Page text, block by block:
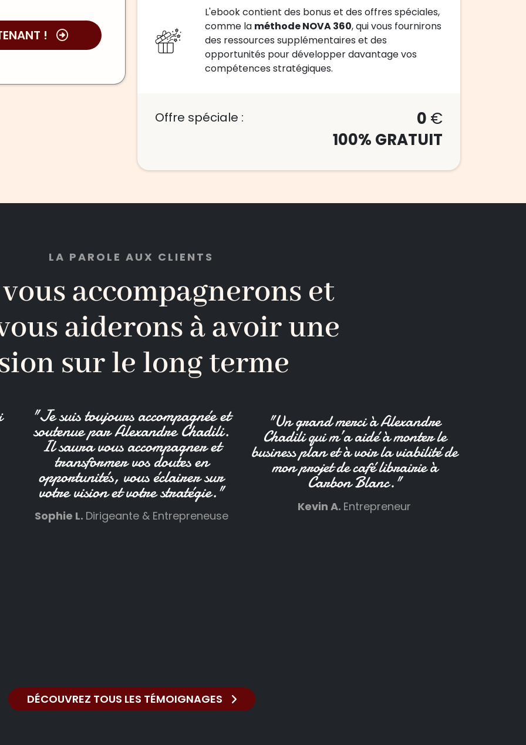
!
L'ebook contient des bonus et des offres spéciales,
comme la méthode NOVA 360, qui vous fournirons
des ressources supplémentaires et des
opportunités pour développer davantage vos
compétences stratégiques.
Offre spéciale : 0 €
100% GRATUIT
LA PAROLE AUX CLIENTS
accompagnerons et
aiderons à avoir une
sur le long terme
"Je suis toujours accompagnée et
soutenue par Alexandre Chadili.
Il saura vous accompagner et
transformer vos doutes en
opportunités, vous éclairer sur
votre vision et votre stratégie."
Sophie L. Dirigeante & Entrepreneuse
"Un grand merci à Alexandre
Chadili qui m’a aidé à monter le
business plan et à voir la viabilité de
mon projet de café librairie à
Carbon Blanc."
Kevin A. Entrepreneur
DÉCOUVREZ TOUS LES TÉMOIGNAGES